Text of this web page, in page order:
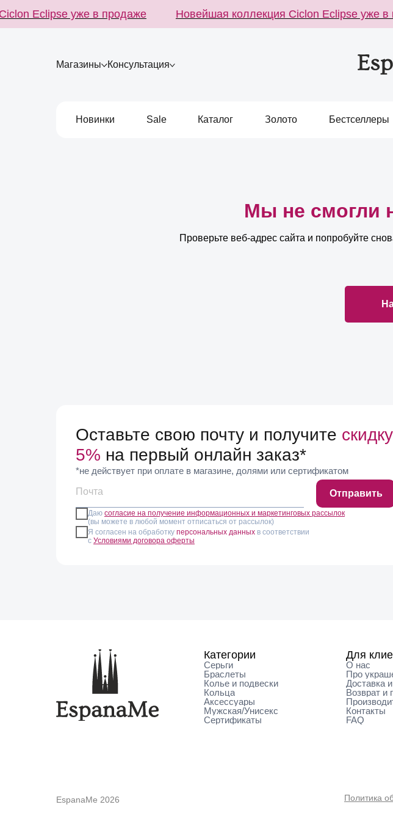
Eclipse уже в продаже Новейшая коллекция Ciclon Eclipse уже в
Магазины Консультация
Новинки Sale Каталог Золото Бестселлеры
Мы не смогли
Проверьте веб-адрес сайта и попробуйте
Оставьте свою почту и получите скидку
5% на первый онлайн заказ*
*не действует при оплате в магазине, долями или сертификатом
Даю согласие на получение информационных и маркетинговых рассылок
(вы можете в любой момент отписаться от рассылок)
Я согласен на обработку персональных данных в соответствии
с Условиями договора оферты
Отправить
Категории
Серьги
Браслеты
Колье и подвески
Кольца
Аксессуары
Мужская/Унисекс
Сертификаты
Для
О нас
Про
Доставка
Возврат и
Контакты
FAQ
EspanaMe 2026 Политика